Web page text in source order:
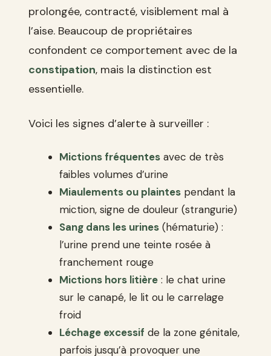
prolongée, contracté, visiblement mal à
l’aise. Beaucoup de propriétaires
confondent ce comportement avec de la
constipation, mais la distinction est
essentielle.
Voici les signes d’alerte à surveiller :
Mictions fréquentes avec de très
faibles volumes d’urine
Miaulements ou plaintes pendant la
miction, signe de douleur (strangurie)
Sang dans les urines (hématurie) :
l’urine prend une teinte rosée à
franchement rouge
Mictions hors litière : le chat urine
sur le canapé, le lit ou le carrelage
froid
Léchage excessif de la zone génitale,
parfois jusqu’à provoquer une